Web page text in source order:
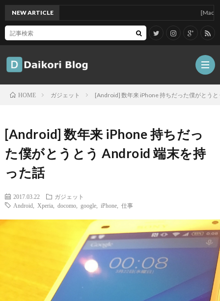
NEW ARTICLE [Mac]Mac
HOME ガジェット [Android] 数年来 iPhone 持ちだった僕がとう
[Android] 数年来 iPhone 持ちだっ
た僕がとうとう Android 端末を持
った話
2017.03.22
ガジェット
Android
Xperia docomo google iPhone 仕事